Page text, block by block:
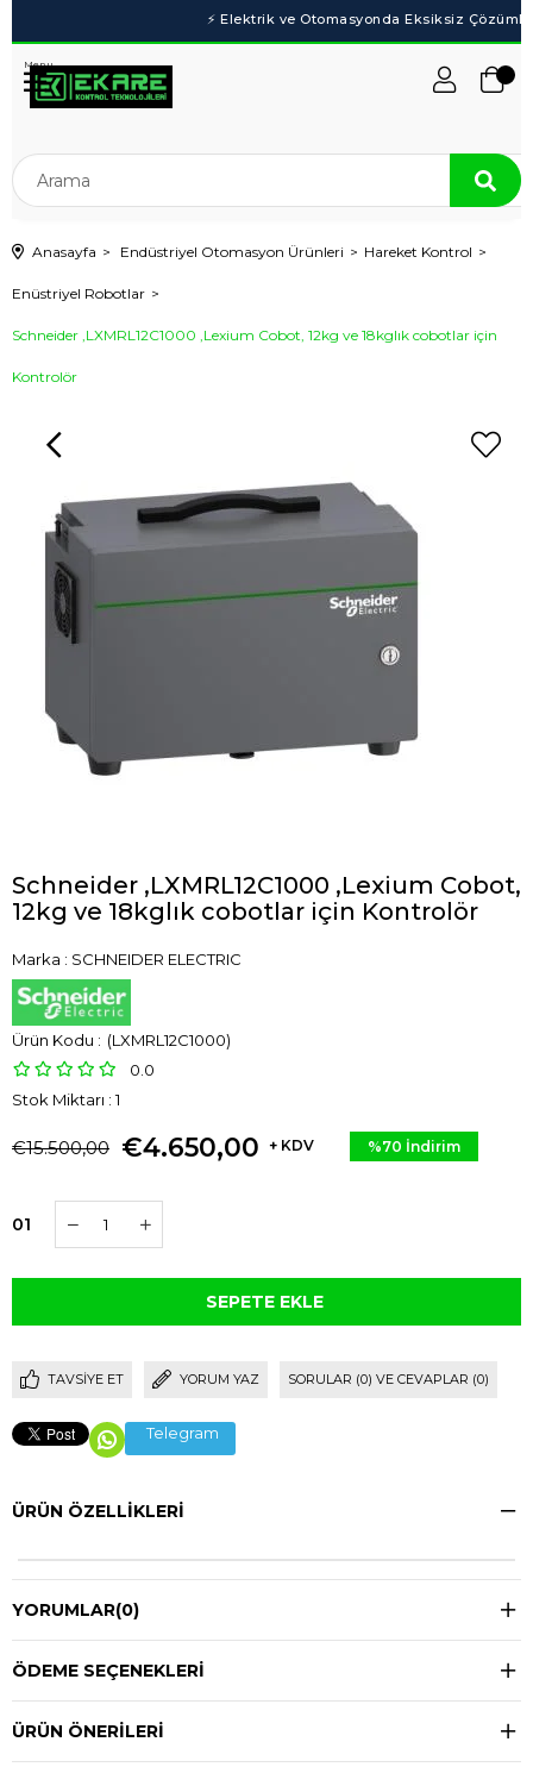
Menu
Anasayfa Endüstriyel Otomasyon Ürünleri Hareket Kontrol
Enüstriyel Robotlar
Schneider ,LXMRL12C1000 ,Lexium Cobot, 12kg ve 18kglık cobotlar için
Kontrolör
Schneider ,LXMRL12C1000 ,Lexium Cobot,
12kg ve 18kglık cobotlar için Kontrolör
Marka : SCHNEIDER ELECTRIC
(LXMRL12C1000)
0.0
Stok Miktarı : 1
€15.500,00 €4.650,00 + KDV %70 İndirim
01
TAVSIYE ET YORUM YAZ SORULAR (0) VE CEVAPLAR (0)
Telegram
ÜRÜN ÖZELLIKLERI
YORUMLAR(0)
ÖDEME SEÇENEKLERI
ÜRÜN ÖNERILERI